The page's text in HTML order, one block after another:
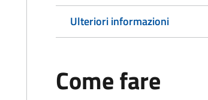
Ulteriori informazioni
Come fare